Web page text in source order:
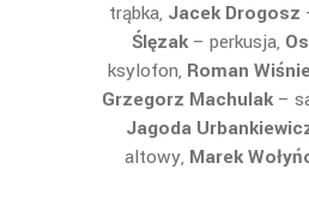
trąbka, Jacek Drogosz
Ślęzak– perkusja,
ksylofon, Roman
Grzegorz Machulak–
Jagoda
altowy, Marek